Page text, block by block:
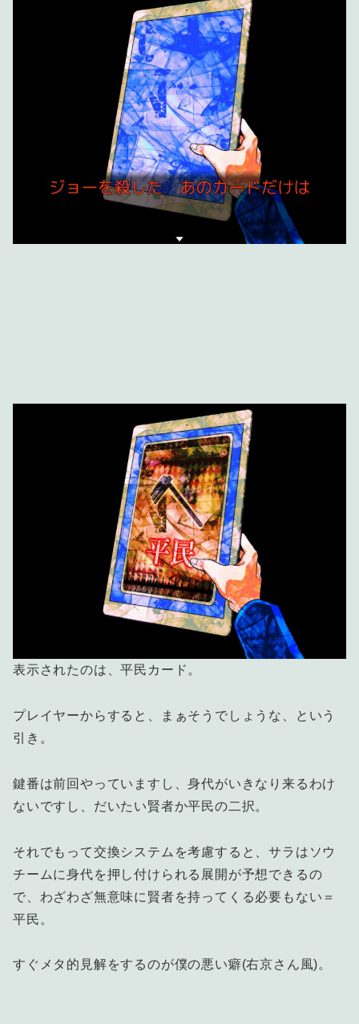
表示されたのは、平民カード。
プレイヤーからすると、まぁそうでしょうな、という
引き。
鍵番は前回やっていますし、身代がいきなり来るわけ
ないですし、だいたい賢者か平民の二択。
それでもって交換システムを考慮すると、サラはソウ
チームに身代を押し付けられる展開が予想できるの
で、わざわざ無意味に賢者を持ってくる必要もない＝
平民。
すぐメタ的見解をするのが僕の悪い癖(右京さん風)。